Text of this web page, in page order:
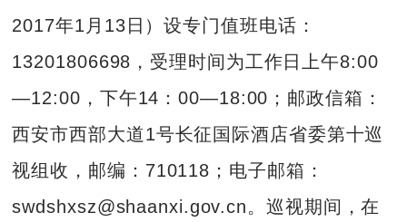
2017年1月13日）设专门值班电话：
13201806698，受理时间为工作日上午8:00
—12:00，下午14：00—18:00；邮政信箱：
西安市西部大道1号长征国际酒店省委第十巡
视组收，邮编：710118；电子邮箱：
swdshxsz@shaanxi.gov.cn。巡视期间，在